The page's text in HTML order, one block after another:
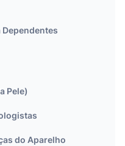
Pele)
do Aparelho